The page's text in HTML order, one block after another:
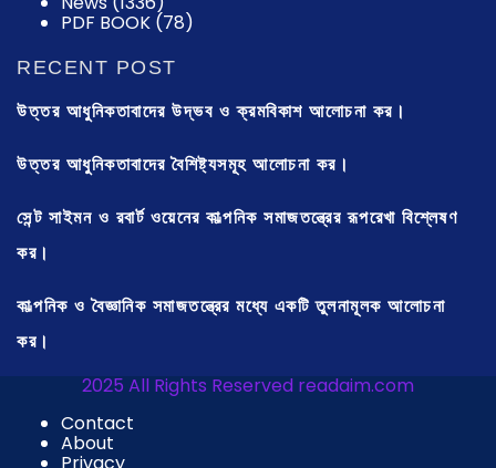
PDF BOOK (78)
RECENT POST
উত্তর আধুনিকতাবাদের উদ্ভব ও ক্রমবিকাশ আলোচনা কর।
উত্তর আধুনিকতাবাদের বৈশিষ্ট্যসমূহ আলোচনা কর।
সেন্ট সাইমন ও রবার্ট ওয়েনের কাল্পনিক সমাজতন্ত্রের রূপরেখা বিশ্লেষণ
কর।
কাল্পনিক ও বৈজ্ঞানিক সমাজতন্ত্রের মধ্যে একটি তুলনামূলক আলোচনা
কর।
2025 All Rights Reserved readaim.com
Contact
About